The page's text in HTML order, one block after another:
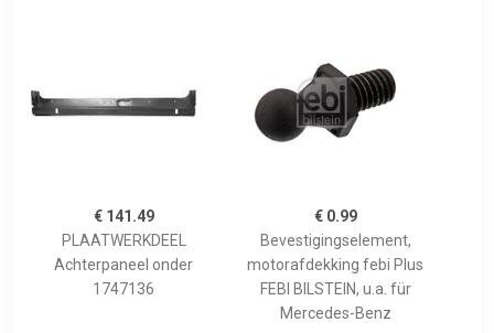
€ 141.49
PLAATWERKDEEL
Achterpaneel onder
1747136
€ 0.99
Bevestigingselement,
motorafdekking febi Plus
FEBI BILSTEIN, u.a. für
Mercedes-Benz